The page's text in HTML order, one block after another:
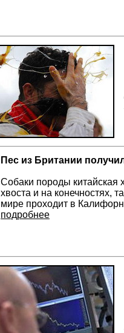
Пес из Британии
Собаки породы китайская
хвоста и на конечностях,
мире проходит в
подробнее